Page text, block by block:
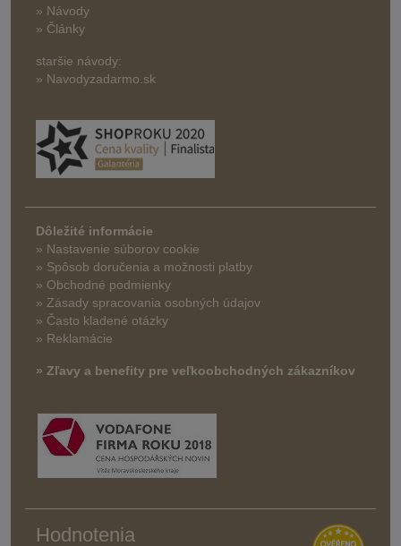
» Návody
» Články
staršie návody:
» Navodyzadarmo.sk
Dôležité informácie
» Nastavenie súborov cookie
» Spôsob doručenia a možnosti platby
» Obchodné podmienky
» Zásady spracovania osobných údajov
» Často kladené otázky
» Reklamácie
» Zľavy a benefity pre veľkoobchodných zákazníkov
Hodnotenia